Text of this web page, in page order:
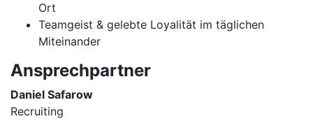
Ort
Teamgeist & gelebte Loyalität im täglichen
Miteinander
Ansprechpartner
Daniel Safarow
Recruiting